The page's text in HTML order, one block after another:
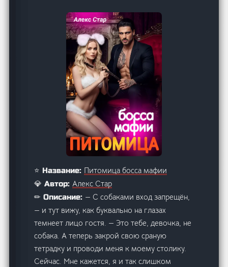
⭐ Название: Питомица босса мафии
💎 Автор:Алекс Стар
✏ Описание: — С собаками вход запрещён,
— и тут вижу, как буквально на глазах
темнеет лицо гостя. — Это тебе, девочка, не
собака. А теперь закрой свою сраную
тетрадку и проводи меня к моему столику.
Сейчас. Мне кажется, я и так слишком